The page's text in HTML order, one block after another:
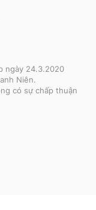
ngày 24.3.2020
Niên.
có sự chấp thuận